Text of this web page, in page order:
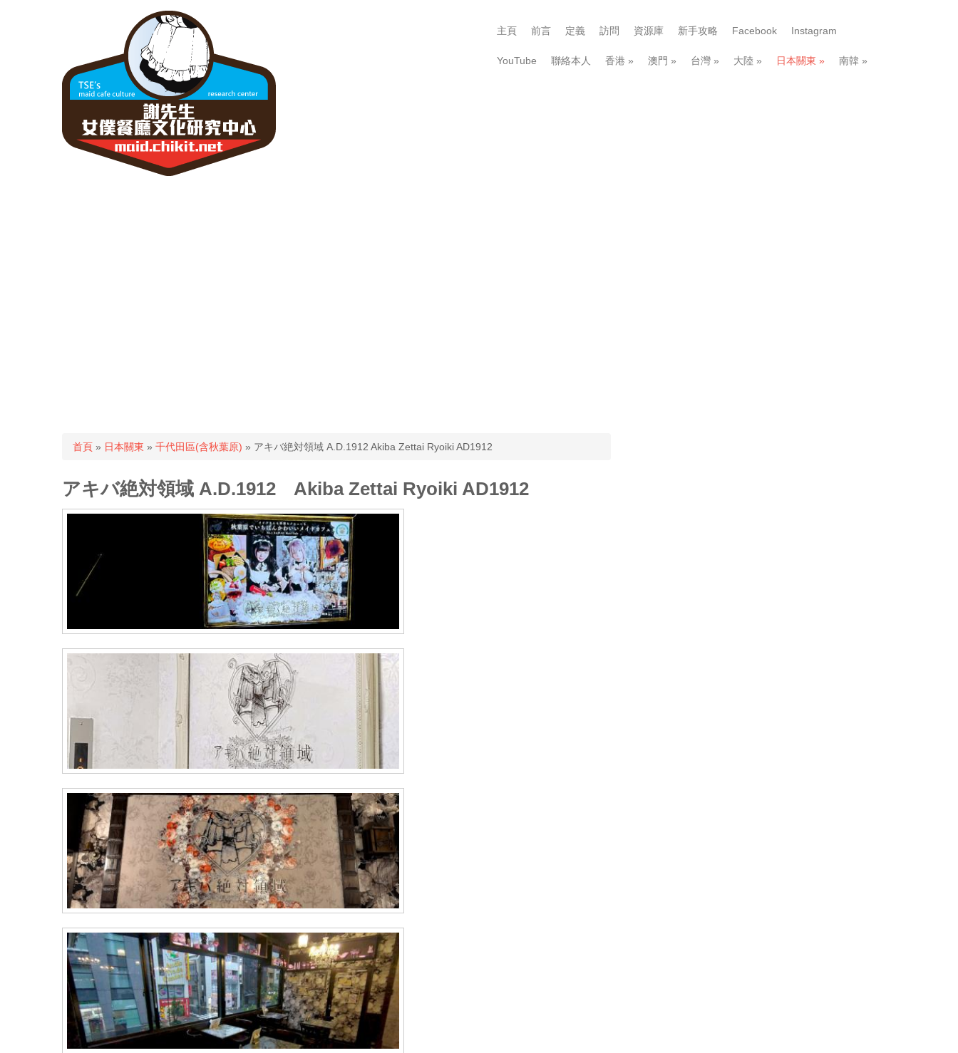
主頁 前言 定義 訪問 資源庫 新手攻略 Facebook Instagram
YouTube 聯絡本人 香港 » 澳門 » 台灣 » 大陸 » 日本關東 » 南韓 »
您在這裡
首頁 » 日本關東 » 千代田區(含秋葉原) » アキバ絶対領域 A.D.1912 Akiba Zettai Ryoiki AD1912
アキバ絶対領域 A.D.1912 Akiba Zettai Ryoiki AD1912